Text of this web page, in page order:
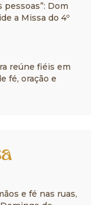
pessoas”: Dom
a Missa do 4º
reúne fiéis em
fé, oração e
e fé nas ruas,